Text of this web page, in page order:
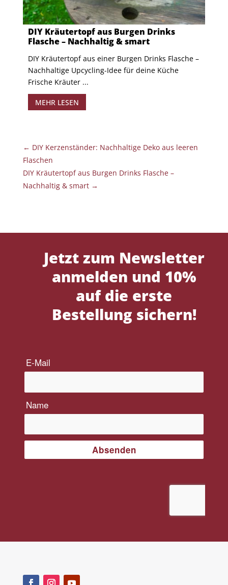
DIY Kräutertopf aus Burgen Drinks
Flasche – Nachhaltig & smart
DIY Kräutertopf aus einer Burgen Drinks Flasche –
Nachhaltige Upcycling-Idee für deine Küche
Frische Kräuter ...
MEHR LESEN
← DIY Kerzenständer: Nachhaltige Deko aus leeren
Flaschen
DIY Kräutertopf aus Burgen Drinks Flasche –
Nachhaltig & smart→
Jetzt zum Newsletter
anmelden und 10%
auf die erste
Bestellung sichern!